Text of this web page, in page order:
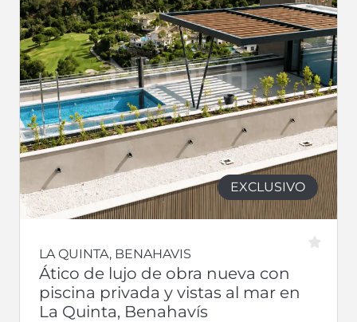
EXCLUSIVO
LA QUINTA, BENAHAVIS
Ático de lujo de obra nueva con
piscina privada y vistas al mar en
La Quinta, Benahavís